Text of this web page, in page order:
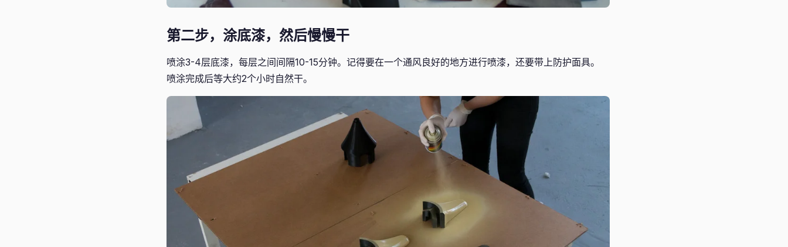
第二步，涂底漆，然后慢慢干
喷涂3-4层底漆，每层之间间隔10-15分钟。记得要在一个通风良好的地方进行喷漆，还要带上防护面具。
喷涂完成后等大约2个小时自然干。